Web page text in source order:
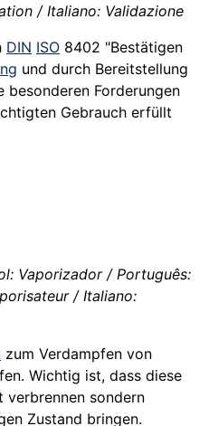
/ Italiano: Validazione
DIN ISO 8402 "Bestätigen
und durch Bereitstellung
besonderen Forderungen
Gebrauch erfüllt
Vaporizador / Português:
/ Italiano:
zum Verdampfen von
Wichtig ist, dass diese
sondern
Zustand bringen.